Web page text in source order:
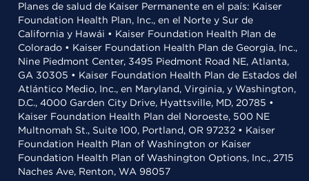
Planes de salud de Kaiser Permanente en el país: Kaiser
Foundation Health Plan, Inc., en el Norte y Sur de
California y Hawái • Kaiser Foundation Health Plan de
Colorado • Kaiser Foundation Health Plan de Georgia, Inc.,
Nine Piedmont Center, 3495 Piedmont Road NE, Atlanta,
GA 30305 • Kaiser Foundation Health Plan de Estados del
Atlántico Medio, Inc., en Maryland, Virginia, y Washington,
D.C., 4000 Garden City Drive, Hyattsville, MD, 20785 •
Kaiser Foundation Health Plan del Noroeste, 500 NE
Multnomah St., Suite 100, Portland, OR 97232 • Kaiser
Foundation Health Plan of Washington or Kaiser
Foundation Health Plan of Washington Options, Inc., 2715
Naches Ave, Renton, WA 98057